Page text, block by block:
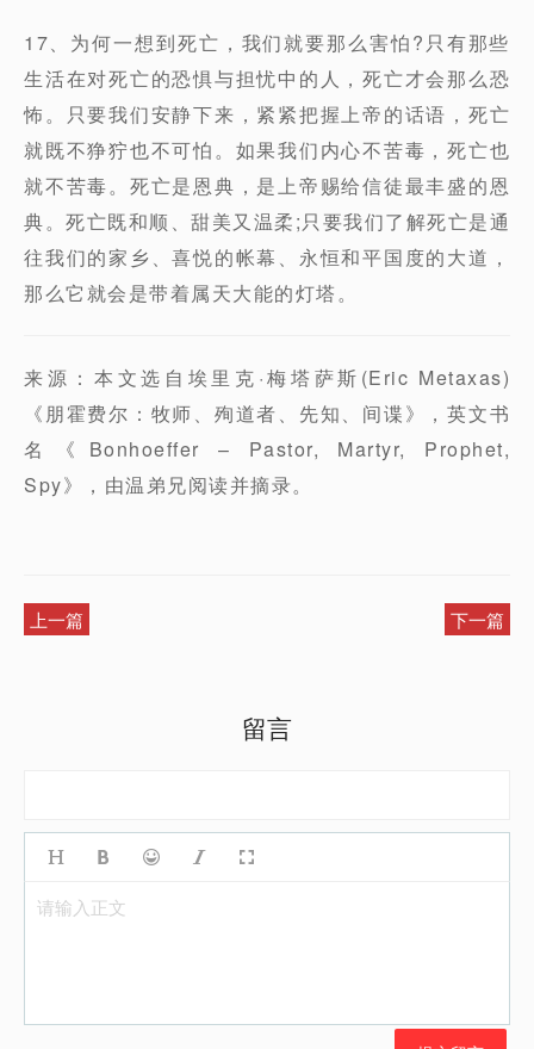
17、为何一想到死亡，我们就要那么害怕?只有那些
生活在对死亡的恐惧与担忧中的人，死亡才会那么恐
怖。只要我们安静下来，紧紧把握上帝的话语，死亡
就既不狰狞也不可怕。如果我们内心不苦毒，死亡也
就不苦毒。死亡是恩典，是上帝赐给信徒最丰盛的恩
典。死亡既和顺、甜美又温柔;只要我们了解死亡是通
往我们的家乡、喜悦的帐幕、永恒和平国度的大道，
那么它就会是带着属天大能的灯塔。
来源：本文选自埃里克·梅塔萨斯(Eric Metaxas)
《朋霍费尔：牧师、殉道者、先知、间谍》，英文书
名《Bonhoeffer – Pastor, Martyr, Prophet,
Spy》，由温弟兄阅读并摘录。
上一篇 下一篇
留言
请输入正文